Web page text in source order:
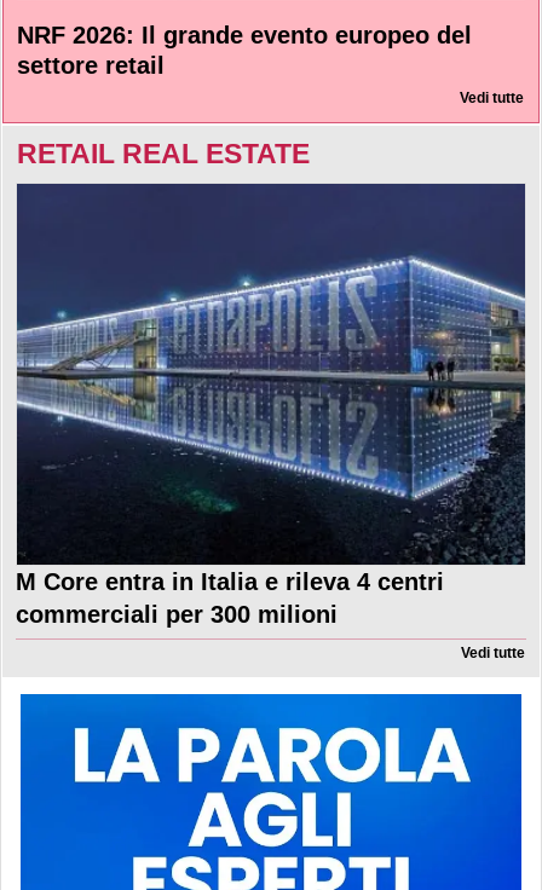
NRF 2026: Il grande evento europeo del
settore retail
Vedi tutte
RETAIL REAL ESTATE
M Core entra in Italia e rileva 4 centri
commerciali per 300 milioni
Vedi tutte